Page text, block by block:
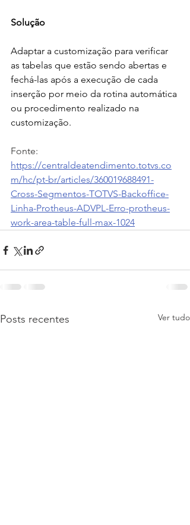
Solução
Adaptar a customização para verificar
as tabelas que estão sendo abertas e
fechá-las após a execução de cada
inserção por meio da rotina automática
ou procedimento realizado na
customização.
Fonte:
https://centraldeatendimento.totvs.co
m/hc/pt-br/articles/360019688491-
Cross-Segmentos-TOTVS-Backoffice-
Linha-Protheus-ADVPL-Erro-protheus-
work-area-table-full-max-1024
Posts recentes Ver tudo